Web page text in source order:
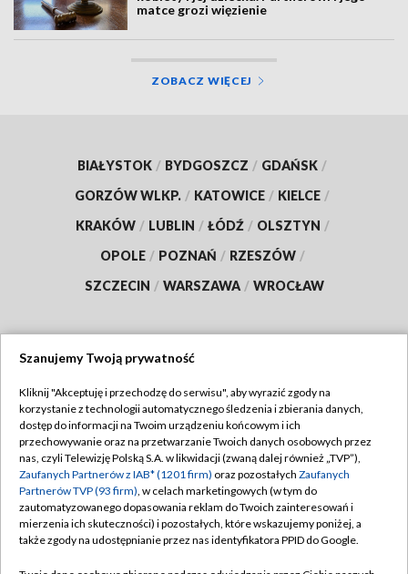
matce grozi więzienie
ZOBACZ WIĘCEJ
BIAŁYSTOK / BYDGOSZCZ / GDAŃSK /
GORZÓW WLKP. / KATOWICE / KIELCE /
KRAKÓW / LUBLIN / ŁÓDŹ / OLSZTYN /
OPOLE / POZNAŃ / RZESZÓW /
SZCZECIN / WARSZAWA / WROCŁAW
TVP
Abonament TVP
Emisja w TVP
Centrum informacji TVP
Naziemna Telewizja Cyfrowa
Regulamin TVP
Polityka prywatności
Moje zgody
Pomoc
Szanujemy Twoją prywatność
Kliknij "Akceptuję i przechodzę do serwisu", aby wyrazić zgody na
korzystanie z technologii automatycznego śledzenia i zbierania danych,
dostęp do informacji na Twoim urządzeniu końcowym i ich
przechowywanie oraz na przetwarzanie Twoich danych osobowych przez
nas, czyli Telewizję Polską S.A. w likwidacji (zwaną dalej również „TVP”),
Zaufanych Partnerów z IAB* (1201 firm) oraz pozostałych Zaufanych
Partnerów TVP (93 firm), w celach marketingowych (w tym do
zautomatyzowanego dopasowania reklam do Twoich zainteresowań i
mierzenia ich skuteczności) i pozostałych, które wskazujemy poniżej, a
także zgody na udostępnianie przez nas identyfikatora PPID do Google.